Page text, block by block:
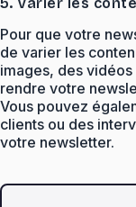
Pour que votre
de varier les
images, des
rendre votre
Vous pouvez
clients ou des
votre newsletter.